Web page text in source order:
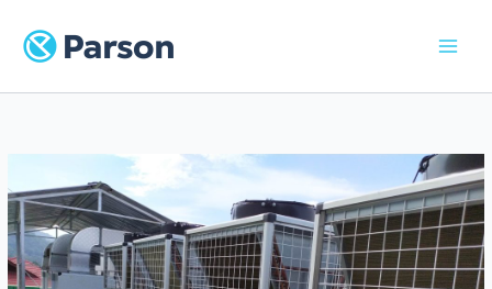
content